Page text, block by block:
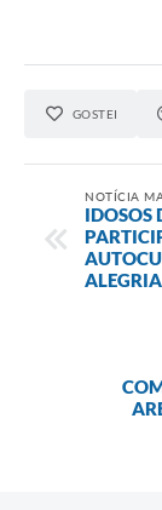
GOSTEI
NOTÍCIA
IDOSOS
ALEGRIA